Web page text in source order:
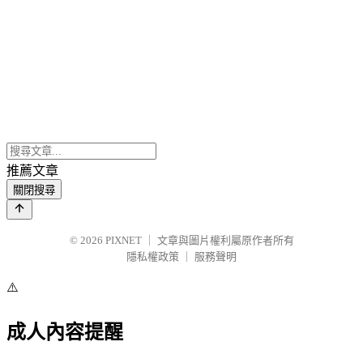
推薦文章
關閉搜尋
© 2026 PIXNET
文章與圖片權利屬原作者所有
隱私權政策
服務聲明
⚠️
成人內容提醒